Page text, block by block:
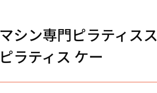
マシン専門ピラティス
ピラティス ケー